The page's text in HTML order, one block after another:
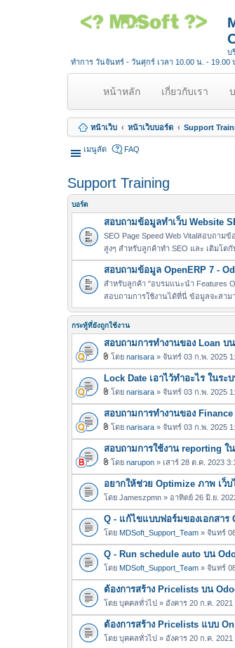
บ
ทำการ วันจันทร์ - วันศุกร์ เวลา 10.00 น. - 19.00
หน้าหลัก(
u
r
n
t
เกี่ยวกับเรา
หน้าเว็บ หน้าเว็บบอร์ด Support
เมนูลัด FAQ
Support Training
บอร์ด
สอบถามข้อมูลทำเว็บ Website
SEO Page Speed Web Vitalสอบถามข้
สูงๆ สำหรับลูกค้าทำ SEO และ เติมโตกั
สอบถามข้อมูล OpenERP 7 -
สำหรับลูกค้า "อบรมแนะนำ Features
สอบถามการใช้งานได้ที่นี่ ข้อมูลจะสาม
กระทู้ที่ยังถูกใช้งาน
สอบถามการทำงานของ Loan บ
ฟ
ล์
แ
น
บ
โดย narisara » จันทร์ 03 ก.พ. 2025
Lock Date เอาไว้ทำอะไร ในร
ฟ
ล์
แ
น
บ
โดย narisara » จันทร์ 03 ก.พ. 2025
สอบถามการทำงานของ
ฟ
ล์
แ
น
บ
โดย narisara » จันทร์ 03 ก.พ. 2025
สอบถามการใช้งาน reporting ใ
ฟ
ล์
แ
น
บ
โดย narupon » เสาร์ 28 ต.ค. 2023
อยากให้ช่วย Optimize ภาพ เว็
โดย Jameszpmn » อาทิตย์ 26 มิ.ย.
Q - แก้ไขแบบฟอร์มของเอกสาร
โดย MDSoft_Support_Team » จันทร์
Q - Run schedule auto บน
โดย MDSoft_Support_Team » จันทร์
ต้องการสร้าง Pricelists บน
โดย บุคคลทั่วไป » อังคาร 20 ก.ค. 2021
ต้องการสร้าง Pricelists แบบ
โดย บุคคลทั่วไป » อังคาร 20 ก.ค. 2021